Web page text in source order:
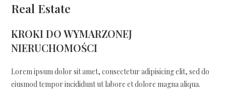
Real Estate
KROKI DO WYMARZONEJ
NIERUCHOMOŚCI
Lorem ipsum dolor sit amet, consectetur adipisicing elit, sed do
eiusmod tempor incididunt ut labore et dolore magna aliqua.